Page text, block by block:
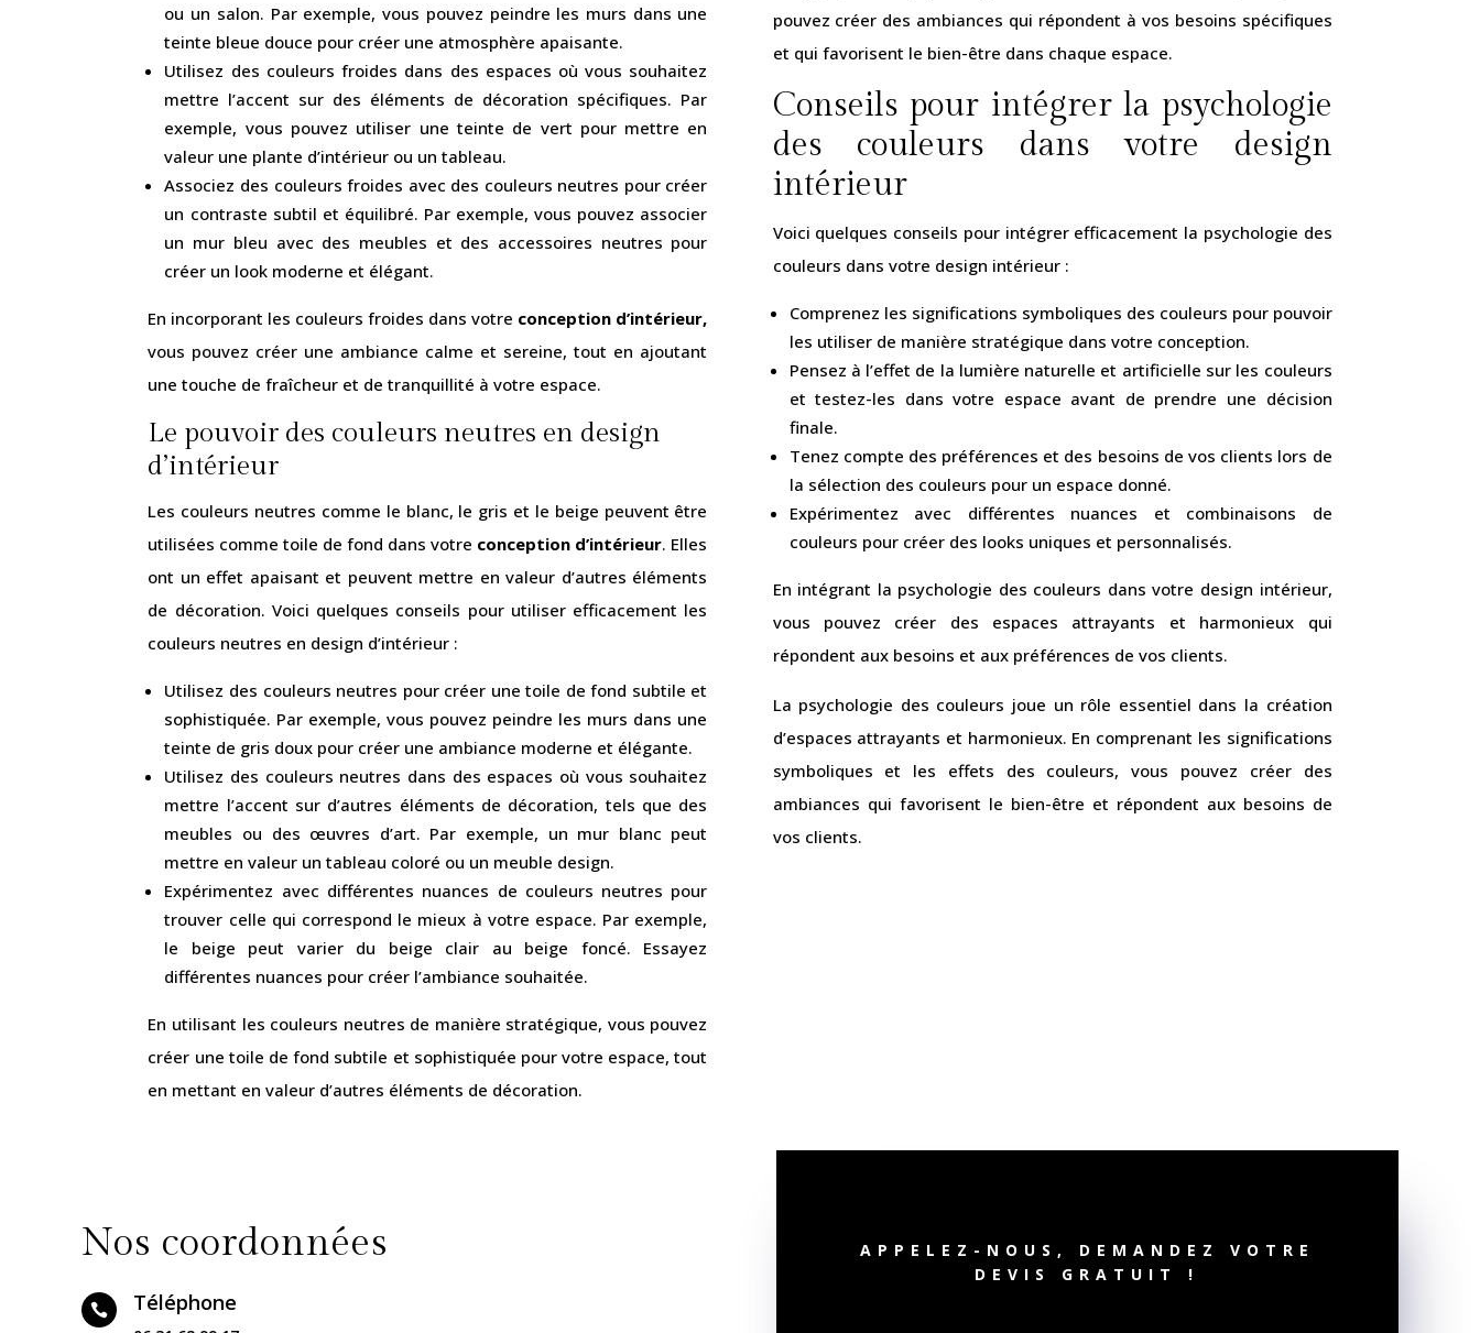
ou un salon. Par exemple, vous pouvez peindre les murs dans une
teinte bleue douce pour créer une atmosphère apaisante.
Utilisez des couleurs froides dans des espaces où vous souhaitez
mettre l’accent sur des éléments de décoration spécifiques. Par
exemple, vous pouvez utiliser une teinte de vert pour mettre en
valeur une plante d’intérieur ou un tableau.
Associez des couleurs froides avec des couleurs neutres pour créer
un contraste subtil et équilibré. Par exemple, vous pouvez associer
un mur bleu avec des meubles et des accessoires neutres pour
créer un look moderne et élégant.
En incorporant les couleurs froides dans votre conception d’intérieur,
vous pouvez créer une ambiance calme et sereine, tout en ajoutant
une touche de fraîcheur et de tranquillité à votre espace.
Le pouvoir des couleurs neutres en design
d’intérieur
Les couleurs neutres comme le blanc, le gris et le beige peuvent être
utilisées comme toile de fond dans votre conception d’intérieur. Elles
ont un effet apaisant et peuvent mettre en valeur d’autres éléments
de décoration. Voici quelques conseils pour utiliser efficacement les
couleurs neutres en design d’intérieur :
Utilisez des couleurs neutres pour créer une toile de fond subtile et
sophistiquée. Par exemple, vous pouvez peindre les murs dans une
teinte de gris doux pour créer une ambiance moderne et élégante.
Utilisez des couleurs neutres dans des espaces où vous souhaitez
mettre l’accent sur d’autres éléments de décoration, tels que des
meubles ou des œuvres d’art. Par exemple, un mur blanc peut
mettre en valeur un tableau coloré ou un meuble design.
Expérimentez avec différentes nuances de couleurs neutres pour
trouver celle qui correspond le mieux à votre espace. Par exemple,
le beige peut varier du beige clair au beige foncé. Essayez
différentes nuances pour créer l’ambiance souhaitée.
En utilisant les couleurs neutres de manière stratégique, vous pouvez
créer une toile de fond subtile et sophistiquée pour votre espace, tout
en mettant en valeur d’autres éléments de décoration.
pouvez créer des ambiances qui répondent à vos besoins spécifiques
et qui favorisent le bien-être dans chaque espace.
Conseils pour intégrer la psychologie
des couleurs dans votre design
intérieur
Voici quelques conseils pour intégrer efficacement la psychologie des
couleurs dans votre design intérieur :
Comprenez les significations symboliques des couleurs pour pouvoir
les utiliser de manière stratégique dans votre conception.
Pensez à l’effet de la lumière naturelle et artificielle sur les couleurs
et testez-les dans votre espace avant de prendre une décision
finale.
Tenez compte des préférences et des besoins de vos clients lors de
la sélection des couleurs pour un espace donné.
Expérimentez avec différentes nuances et combinaisons de
couleurs pour créer des looks uniques et personnalisés.
En intégrant la psychologie des couleurs dans votre design intérieur,
vous pouvez créer des espaces attrayants et harmonieux qui
répondent aux besoins et aux préférences de vos clients.
La psychologie des couleurs joue un rôle essentiel dans la création
d’espaces attrayants et harmonieux. En comprenant les significations
symboliques et les effets des couleurs, vous pouvez créer des
ambiances qui favorisent le bien-être et répondent aux besoins de
vos clients.
Nos coordonnées
 Téléphone
APPELEZ-NOUS, DEMANDEZ VOTRE
DEVIS GRATUIT !